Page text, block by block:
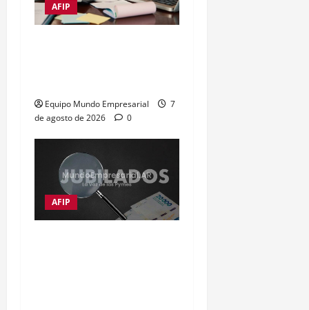
AFIP
Equipo Mundo Empresarial
7
de agosto de 2026
0
AFIP